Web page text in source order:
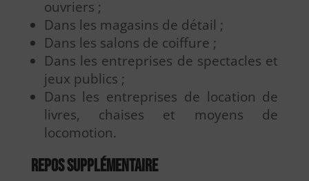
ouvriers ;
Dans les magasins de détail ;
Dans les salons de coiffure ;
Dans les entreprises de spectacles et
jeux publics ;
Dans les entreprises de location de
livres, chaises et moyens de
locomotion.
Repos supplémentaire